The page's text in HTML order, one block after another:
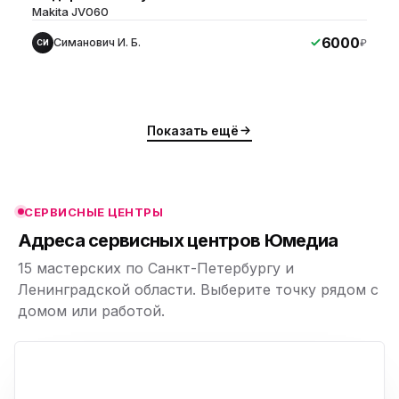
Makita JV060
СИ Симанович И. Б. 6000₽
Показать ещё
СЕРВИСНЫЕ ЦЕНТРЫ
Адреса сервисных центров Юмедиа
15 мастерских по Санкт-Петербургу и
Ленинградской области. Выберите точку рядом с
домом или работой.
ю